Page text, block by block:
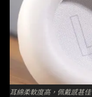
耳綿柔軟度高，佩戴感甚佳